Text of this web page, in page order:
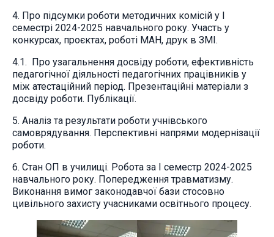
4. Про підсумки роботи методичних комісій у І
семестрі 2024-2025 навчального року. Участь у
конкурсах, проєктах, роботі МАН, друк в ЗМІ.
4.1. Про узагальнення досвіду роботи, ефективність
педагогічної діяльності педагогічних працівників у
між атестаційний період. Презентаційні матеріали з
досвіду роботи. Публікації.
5. Аналіз та результати роботи учнівського
самоврядування. Перспективні напрями модернізації
роботи.
6. Стан ОП в училищі. Робота за І семестр 2024-2025
навчального року. Попередження травматизму.
Виконання вимог законодавчої бази стосовно
цивільного захисту учасниками освітнього процесу.